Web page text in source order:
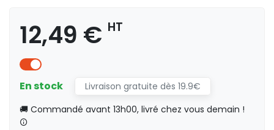
12,49 € HT
En stock
Livraison gratuite dès 19.9€
🚚 Commandé avant 13h00, livré chez vous demain !